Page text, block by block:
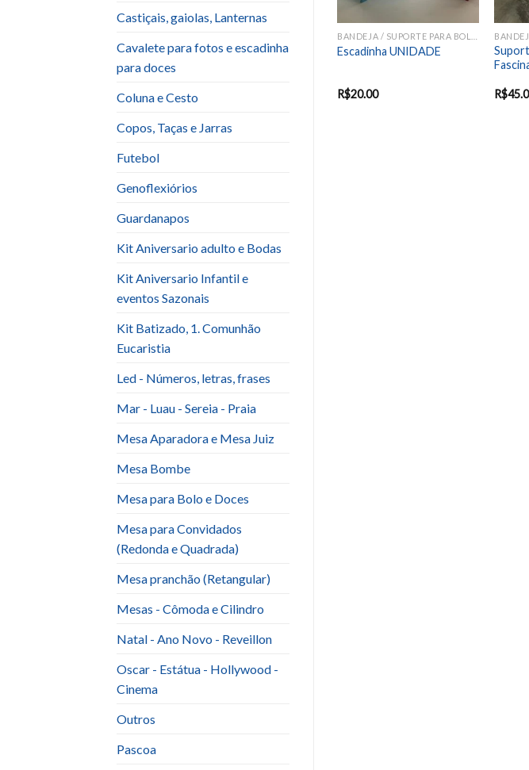
Castiçais, gaiolas, Lanternas
Cavalete para fotos e escadinha
para doces
Coluna e Cesto
Copos, Taças e Jarras
Futebol
Genoflexiórios
Guardanapos
Kit Aniversario adulto e Bodas
Kit Aniversario Infantil e
eventos Sazonais
Kit Batizado, 1. Comunhão
Eucaristia
Led - Números, letras, frases
Mar - Luau - Sereia - Praia
Mesa Aparadora e Mesa Juiz
Mesa Bombe
Mesa para Bolo e Doces
Mesa para Convidados
(Redonda e Quadrada)
Mesa pranchão (Retangular)
Mesas - Cômoda e Cilindro
Natal - Ano Novo - Reveillon
Oscar - Estátua - Hollywood -
Cinema
Outros
Pascoa
Escadinha UNIDADE
R$20.00 R$
Doceira Porcelana Aberta
Kit Amor Dourado 3 Peças
R$30.00